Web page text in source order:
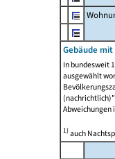
Gebäude
In bundesweit
ausgewählt
Abweichungen
1)auch